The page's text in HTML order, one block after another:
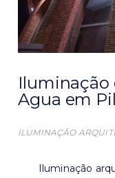
Iluminação
Agua em
ILUMINAÇÃO
Iluminação